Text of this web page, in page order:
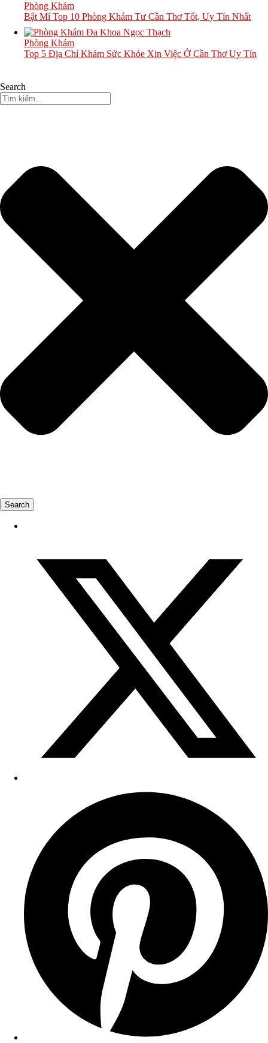
Phòng Khám
Bật Mí Top 10 Phòng Khám Tư Cần Thơ Tốt, Uy Tín Nhất
Phòng Khám
Top 5 Địa Chỉ Khám Sức Khỏe Xin Việc Ở Cần Thơ Uy Tín
Search
Search